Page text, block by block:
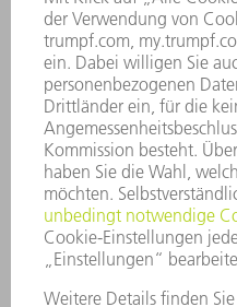
SOFTWARE
SERVICES
ANWENDUNGEN
BRANCHEN
UNTERNEHMEN
KARRIERE
STELLENANGEBOTE
UNTERNEHMENSPROFIL
VORSTAND
GESCHÄFTSBERICHT
UNTERNEHMENSGRUNDSÄTZE
COMPLIANCE
HINWEISGEBERSYSTEM
SECURITY